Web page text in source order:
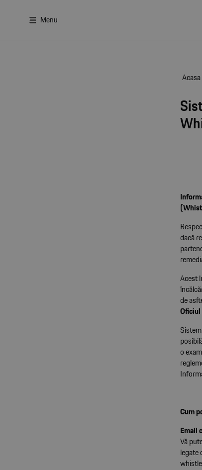
Menu
Acasa
dacă
Acest
de
o
Cum
Email
Vă
legate